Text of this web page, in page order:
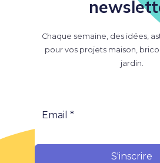
Chaque semaine, des idées,
pour vos projets maison,
jardin.
S'inscrire